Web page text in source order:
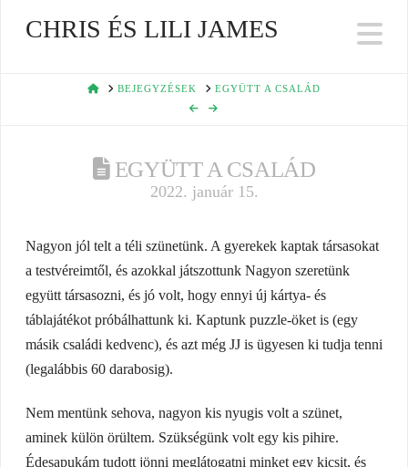
CHRIS ÉS LILI JAMES
HOMEBEJEGYZÉSEK EGYÜTT A CSALÁD
EGYÜTT A CSALÁD
2022. január 15.
Nagyon jól telt a téli szünetünk. A gyerekek kaptak társasokat
a testvéreimtől, és azokkal játszottunk Nagyon szeretünk
együtt társasozni, és jó volt, hogy ennyi új kártya- és
táblajátékot próbálhattunk ki. Kaptunk puzzle-öket is (egy
másik családi kedvenc), és azt még JJ is ügyesen ki tudja tenni
(legalábbis 60 darabosig).
Nem mentünk sehova, nagyon kis nyugis volt a szünet,
aminek külön örültem. Szükségünk volt egy kis pihire.
Édesapukám tudott jönni meglátogatni minket egy kicsit, és